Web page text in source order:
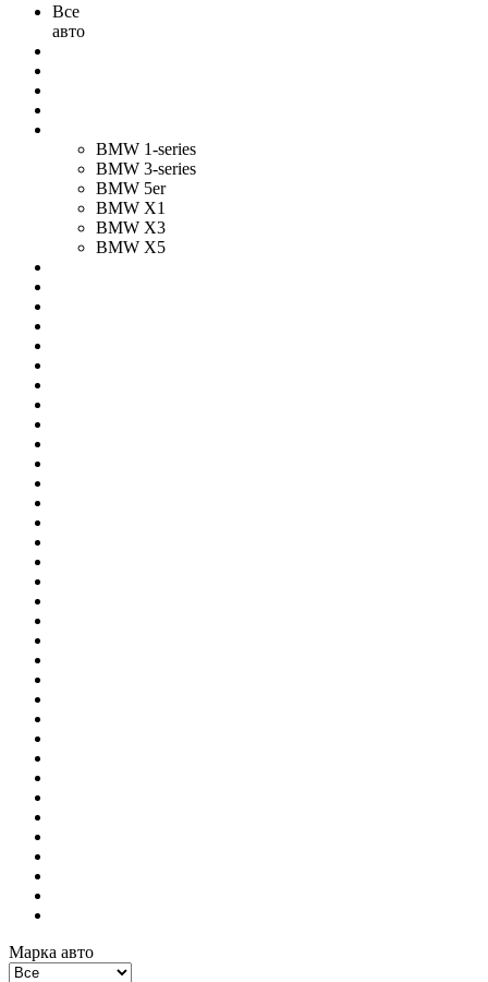
Все
авто
BMW 1-series
BMW 3-series
BMW 5er
BMW X1
BMW X3
BMW X5
Марка авто